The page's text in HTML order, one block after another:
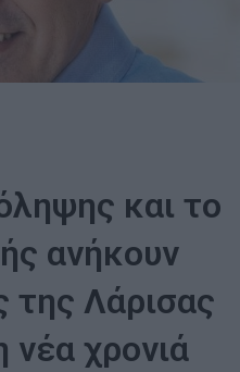
και το
ανήκουν
της Λάρισας
χρονιά